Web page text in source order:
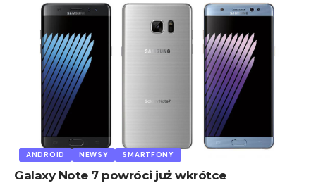
ANDROID NEWSY SMARTFONY
Galaxy Note 7 powróci już wkrótce